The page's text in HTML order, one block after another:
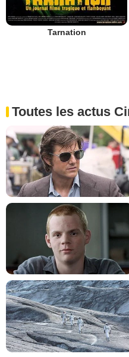
Tarnation
Toutes les actus